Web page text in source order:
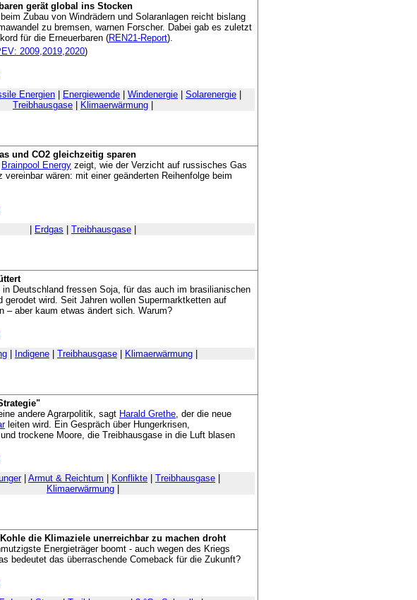
gerät global ins Stocken
Zubau von Windrädern und Solaranlagen reicht bislang
zu bremsen, warnen Forscher. Dabei gab es zuletzt
für die Erneuerbaren (REN21-Report).
2009,2019,2020)
Energien Energiewende Windenergie Solarenergie
Treibhausgase
Klimaerwärmung
und CO2 gleichzeitig sparen
Brainpool Energy zeigt, wie der Verzicht auf russisches Gas
vereinbar wären: mit einer geänderten Reihenfolge beim
Erdgas Treibhausgase
in Deutschland fressen Soja, für das auch im brasilianischen
gerodet wird. Seit Jahren wollen Supermarktketten auf
– aber kaum etwas ändert sich. Warum?
Indigene Treibhausgase Klimaerwärmung
andere Agrarpolitik, sagt Harald Grethe, der die neue
leiten wird. Ein Gespräch über Hungerkrisen,
trockene Moore, die Treibhausgase in die Luft blasen
| Armut & Reichtum Konflikte Treibhausgase
Klimaerwärmung
die Klimaziele unerreichbar zu machen droht
Energieträger boomt - auch wegen des Kriegs
bedeutet das überraschende Comeback für die Zukunft?